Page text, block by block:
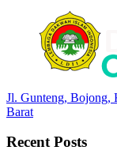
Jl. Gunteng, Bojong,
Barat
Recent Posts